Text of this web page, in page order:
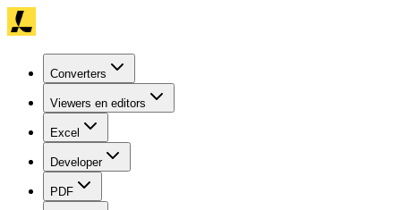
Converters
Viewers en editors
Excel
Developer
PDF